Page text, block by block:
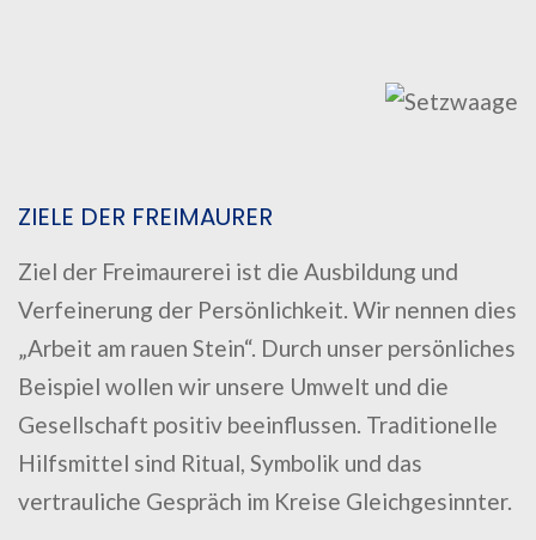
ZIELE DER FREIMAURER
Ziel der Freimaurerei ist die Ausbildung und
Verfeinerung der Persönlichkeit. Wir nennen dies
„Arbeit am rauen Stein“. Durch unser persönliches
Beispiel wollen wir unsere Umwelt und die
Gesellschaft positiv beeinflussen. Traditionelle
Hilfsmittel sind Ritual, Symbolik und das
vertrauliche Gespräch im Kreise Gleichgesinnter.